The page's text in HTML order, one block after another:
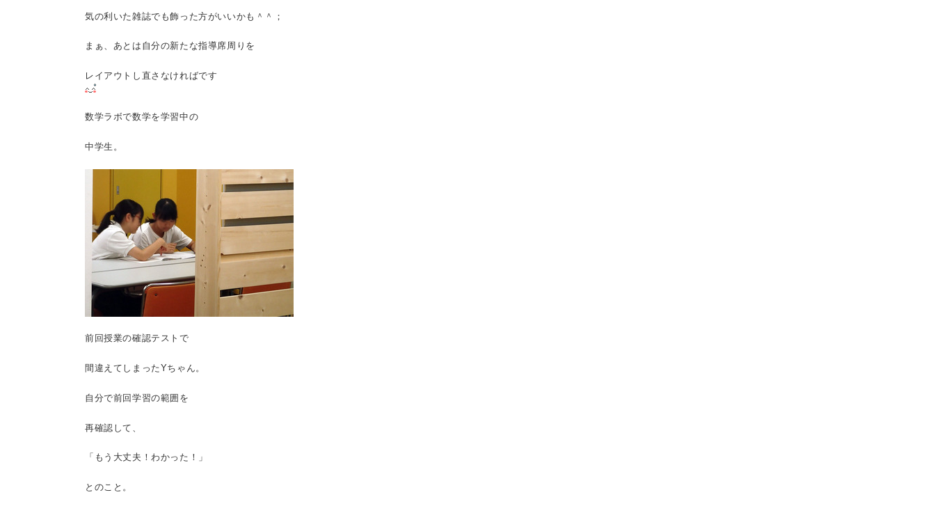
気の利いた雑誌でも飾った方がいいかも＾＾；
まぁ、あとは自分の新たな指導席周りを
レイアウトし直さなければです
数学ラボで数学を学習中の
中学生。
前回授業の確認テストで
間違えてしまったYちゃん。
自分で前回学習の範囲を
再確認して、
「もう大丈夫！わかった！」
とのこと。